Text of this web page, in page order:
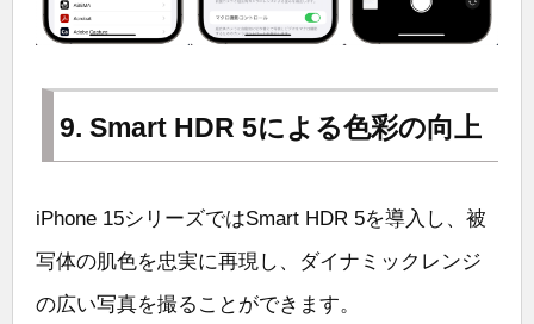
9. Smart HDR 5による色彩の向上
iPhone 15シリーズではSmart HDR 5を導入し、被
写体の肌色を忠実に再現し、ダイナミックレンジ
の広い写真を撮ることができます。